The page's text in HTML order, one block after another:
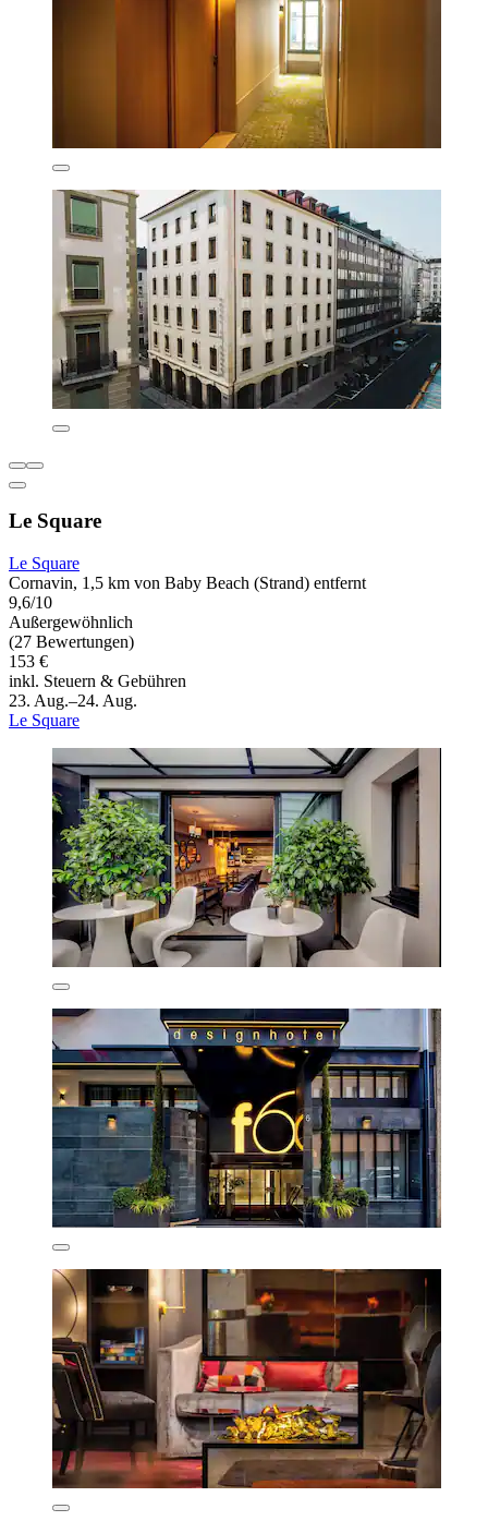
Le Square
Le Square
Cornavin, 1,5 km von Baby Beach (Strand) entfernt
9,6/10
Außergewöhnlich
(27 Bewertungen)
153 €
inkl. Steuern & Gebühren
23. Aug.–24. Aug.
Le Square